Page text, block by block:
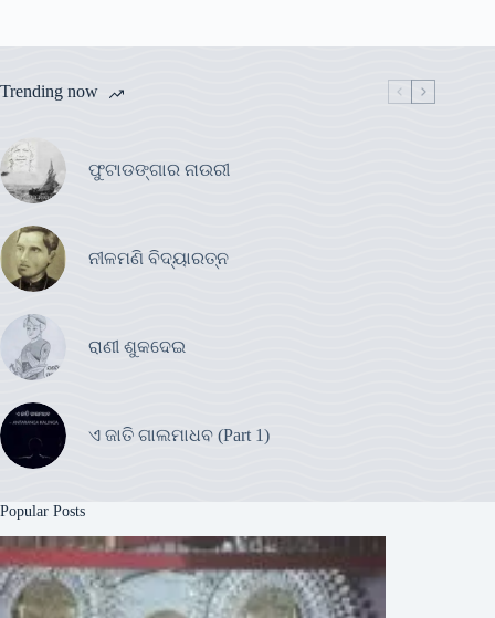
Trending now
ଫୁଟାଡଙ୍ଗାର ନାଉରୀ
ନୀଳମଣି ବିଦ୍ୟାରତ୍ନ
ରାଣୀ ଶୁକଦେଇ
ଏ ଜାତି ଗାଲମାଧବ (Part 1)
Popular Posts